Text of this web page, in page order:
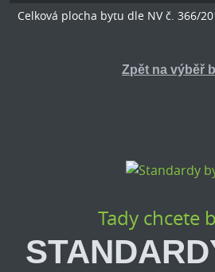
Celková plocha bytu dle NV č. 366/
Zpět na výběř
Tady chcete